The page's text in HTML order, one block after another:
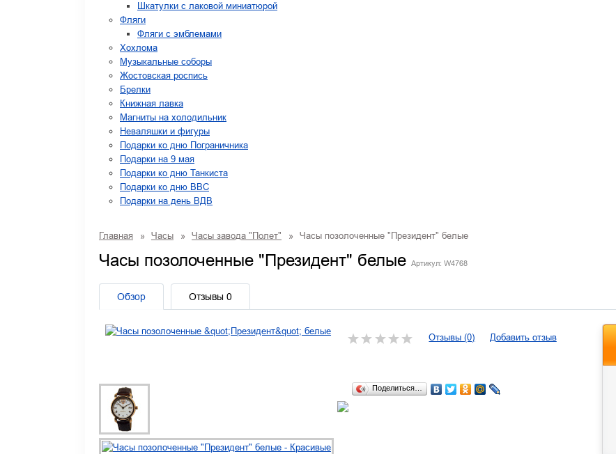
Шкатулки с лаковой миниатюрой
Фляги
Фляги с эмблемами
Хохлома
Музыкальные соборы
Жостовская роспись
Брелки
Книжная лавка
Магниты на холодильник
Неваляшки и фигуры
Подарки ко дню Пограничника
Подарки на 9 мая
Подарки ко дню Танкиста
Подарки ко дню ВВС
Подарки на день ВДВ
Главная » Часы » Часы завода "Полет" » Часы позолоченные "Президент" белые
Часы позолоченные "Президент" белые Артикул: W4768
Обзор Отзывы 0
Отзывы (0) Добавить отзыв
Поделиться…